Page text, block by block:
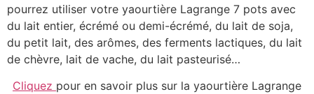
pourrez utiliser votre yaourtière Lagrange 7 pots avec
du lait entier, écrémé ou demi-écrémé, du lait de soja,
du petit lait, des arômes, des ferments lactiques, du lait
de chèvre, lait de vache, du lait pasteurisé…
Cliquez pour en savoir plus sur la yaourtière Lagrange